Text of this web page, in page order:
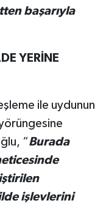
başarıyla
YERİNE
ile uydunun
“Burada
işlevlerini